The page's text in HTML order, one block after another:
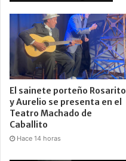
El sainete porteño Rosarito
y Aurelio se presenta en el
Teatro Machado de
Caballito
Hace 14 horas